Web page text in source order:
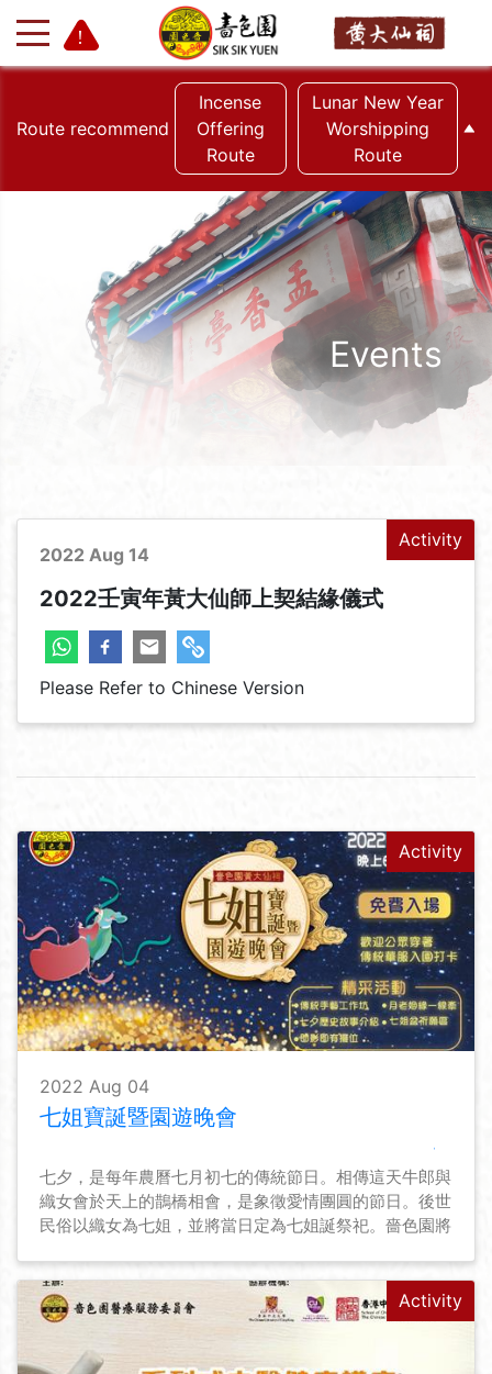
+ -
Route recommend
Incense
Offering
Route
Lunar New Year
Worshipping
Route
Events
Activity
2022 Aug 14
2022壬寅年黃大仙師上契結緣儀式
Please Refer to Chinese Version
Activity
2022 Aug 04
七姐寶誕暨園遊晚會
七夕，是每年農曆七月初七的傳統節日。相傳這天牛郎與
織女會於天上的鵲橋相會，是象徵愛情團圓的節日。後世
民俗以織女為七姐，並將當日定為七姐誕祭祀。嗇色園將
Activity